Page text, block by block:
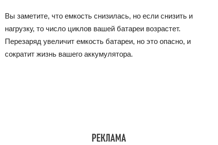
Вы заметите, что емкость снизилась, но если снизить и
нагрузку, то число циклов вашей батареи возрастет.
Перезаряд увеличит емкость батареи, но это опасно, и
сократит жизнь вашего аккумулятора.